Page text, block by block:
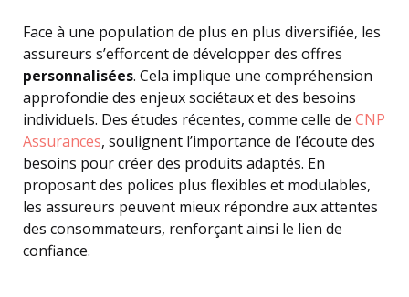
Face à une population de plus en plus diversifiée, les
assureurs s’efforcent de développer des offres
personnalisées. Cela implique une compréhension
approfondie des enjeux sociétaux et des besoins
individuels. Des études récentes, comme celle de CNP
Assurances, soulignent l’importance de l’écoute des
besoins pour créer des produits adaptés. En
proposant des polices plus flexibles et modulables,
les assureurs peuvent mieux répondre aux attentes
des consommateurs, renforçant ainsi le lien de
confiance.